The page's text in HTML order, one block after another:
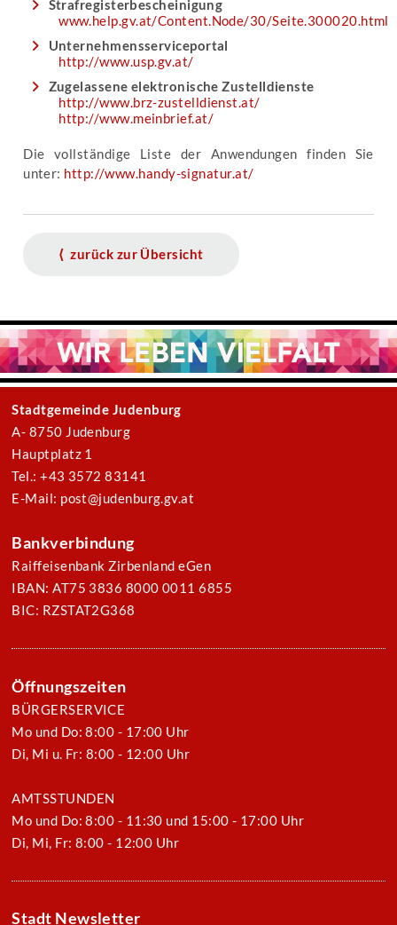
Strafregisterbescheinigung
www.help.gv.at/Content.Node/30/Seite.300020.html
Unternehmensserviceportal
http://www.usp.gv.at/
Zugelassene elektronische Zustelldienste
http://www.brz-zustelldienst.at/
http://www.meinbrief.at/
Die vollständige Liste der Anwendungen finden Sie
unter: http://www.handy-signatur.at/
⟨ zurück zur Übersicht
Stadtgemeinde Judenburg
A- 8750 Judenburg
Hauptplatz 1
Tel.: +43 3572 83141
E-Mail: post@judenburg.gv.at
Bankverbindung
Raiffeisenbank Zirbenland eGen
IBAN: AT75 3836 8000 0011 6855
BIC: RZSTAT2G368
Öffnungszeiten
BÜRGERSERVICE
Mo und Do: 8:00 - 17:00 Uhr
Di, Mi u. Fr: 8:00 - 12:00 Uhr
AMTSSTUNDEN
Mo und Do: 8:00 - 11:30 und 15:00 - 17:00 Uhr
Di, Mi, Fr: 8:00 - 12:00 Uhr
Stadt Newsletter